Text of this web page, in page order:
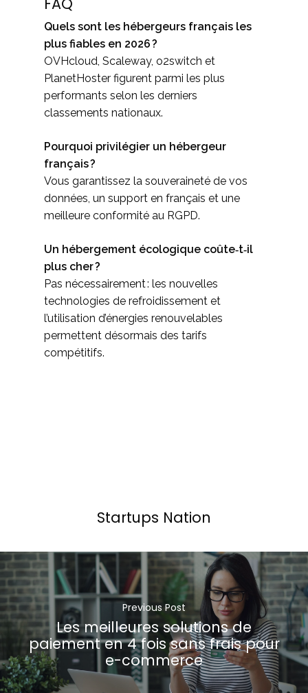
FAQ
Quels sont les hébergeurs français les
plus fiables en 2026 ?
OVHcloud, Scaleway, o2switch et
PlanetHoster figurent parmi les plus
performants selon les derniers
classements nationaux.
Pourquoi privilégier un hébergeur
français ?
Vous garantissez la souveraineté de vos
données, un support en français et une
meilleure conformité au RGPD.
Un hébergement écologique coûte‑t‑il
plus cher ?
Pas nécessairement : les nouvelles
technologies de refroidissement et
l’utilisation d’énergies renouvelables
permettent désormais des tarifs
compétitifs.
Startups Nation
Previous Post
Les meilleures solutions de
paiement en 4 fois sans frais pour
e-commerce